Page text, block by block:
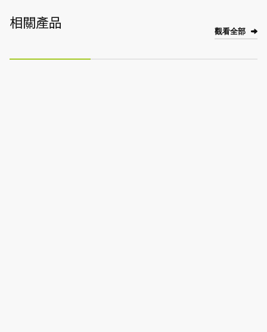
相關產品 觀看全部